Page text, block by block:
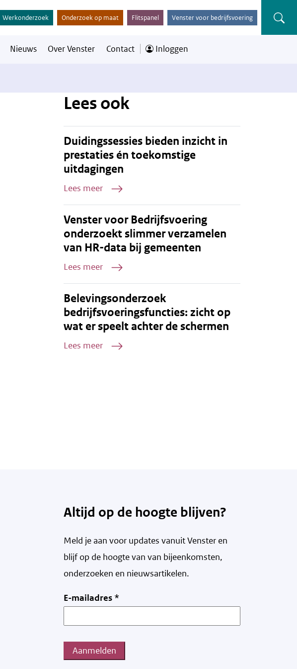
Werkonderzoek Onderzoek op maat Flitspanel Venster voor bedrijfsvoering
Nieuws Over Venster Contact Inloggen
Lees ook
Duidingssessies bieden inzicht in
prestaties én toekomstige
uitdagingen
Lees meer
Venster voor Bedrijfsvoering
onderzoekt slimmer verzamelen
van HR-data bij gemeenten
Lees meer
Belevingsonderzoek
bedrijfsvoeringsfuncties: zicht op
wat er speelt achter de schermen
Lees meer
Altijd op de hoogte blijven?
Meld je aan voor updates vanuit Venster en
blijf op de hoogte van van bijeenkomsten,
onderzoeken en nieuwsartikelen.
E-mailadres *
Aanmelden